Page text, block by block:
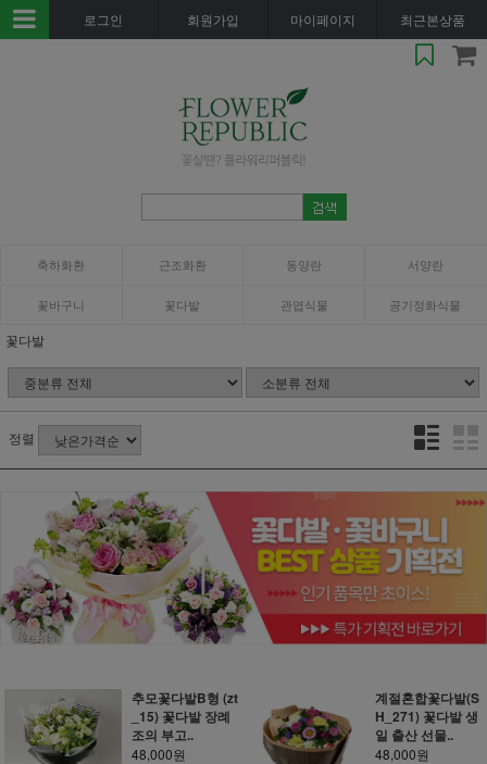
로그인 회원가입 마이페이지 최근본상품
축하화환 근조화환 동양란 서양란
꽃바구니 꽃다발 관엽식물 공기정화식물
꽃다발
정렬
추모꽃다발B형 (zt
_15) 꽃다발 장례
조의 부고..
48,000원
계절혼합꽃다발(S
H_271) 꽃다발 생
일 출산 선물..
48,000원